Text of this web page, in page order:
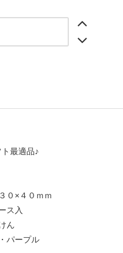
最適品♪
０×４０ｍｍ
ス入
ん
ープル